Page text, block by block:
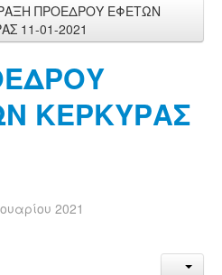
ΠΡΟΕΔΡΟΥ ΕΦΕΤΩΝ
11-01-2021
ΚΕΡΚΥΡΑΣ
2021